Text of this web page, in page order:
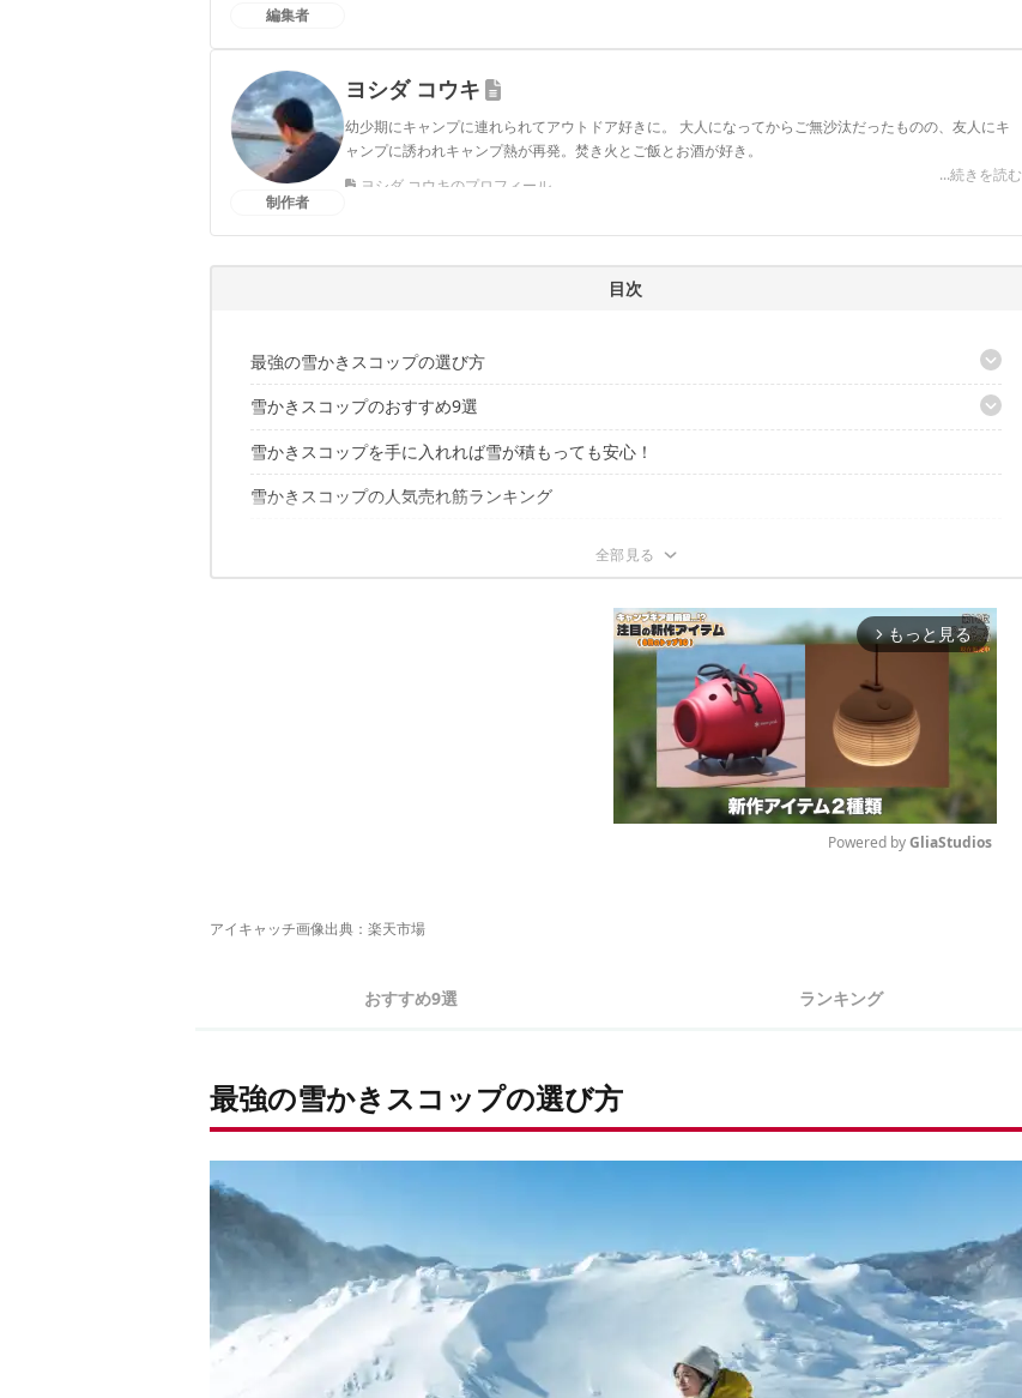
編集者
制作者
ヨシダ コウキ
幼少期にキャンプに連れられてアウトドア好きに。 大人になってからご無沙汰だったものの、友人にキ
ャンプに誘われキャンプ熱が再発。焚き火とご飯とお酒が好き。
...続きを読む
ヨシダ コウキのプロフィール
目次
最強の雪かきスコップの選び方
種類｜主に4種類。積雪量や雪質で選ぼう
素材｜プラスチックか金属。用途で選ぼう
構造｜分解・伸縮が可能なら車載しやすい
雪かきスコップのおすすめ9選
雪はねのおすすめ
角スコップ・剣先スコップのおすすめ
スノープッシャー（ラッセル）のおすすめ
雪かきスコップを手に入れれば雪が積もっても安心！
雪かきスコップの人気売れ筋ランキング
arrow_forward_ios もっと見る
Powered by GliaStudios
アイキャッチ画像出典： 楽天市場
おすすめ9選 ランキング
最強の雪かきスコップの選び方